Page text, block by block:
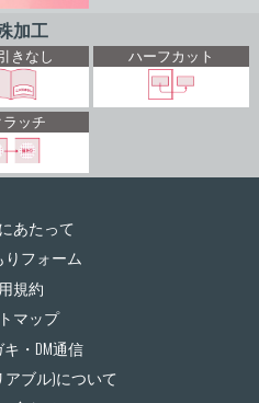
加工
きなし ハーフカット
ッチ
あたって
りフォーム
規約
マップ
・DM通信
ブル)について